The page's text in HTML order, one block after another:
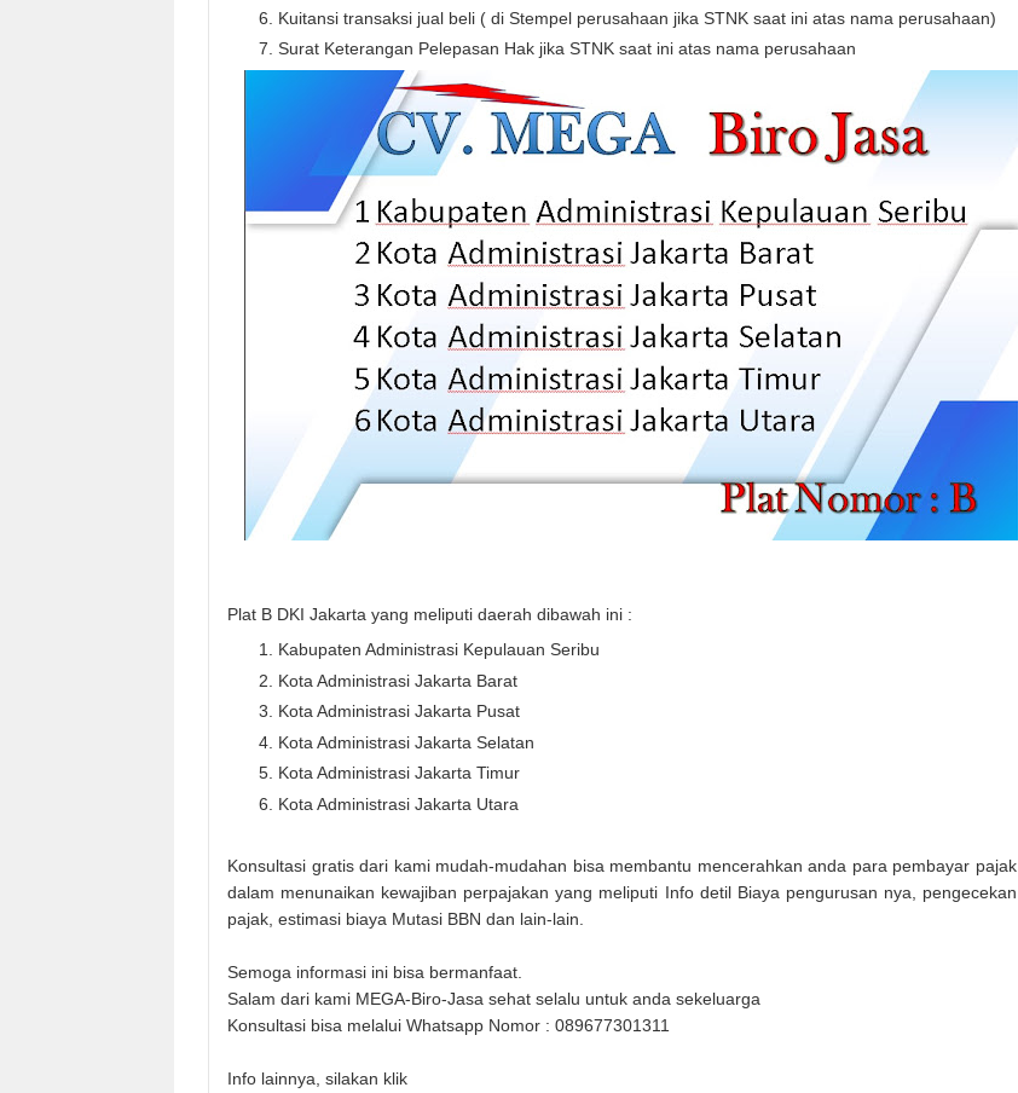
Kuitansi transaksi jual beli ( di Stempel perusahaan jika STNK saat ini atas nama perusahaan)
Surat Keterangan Pelepasan Hak jika STNK saat ini atas nama perusahaan
Plat B DKI Jakarta yang meliputi daerah dibawah ini :
Kabupaten Administrasi Kepulauan Seribu
Kota Administrasi Jakarta Barat
Kota Administrasi Jakarta Pusat
Kota Administrasi Jakarta Selatan
Kota Administrasi Jakarta Timur
Kota Administrasi Jakarta Utara
Konsultasi gratis dari kami mudah-mudahan bisa membantu mencerahkan anda para pembayar pajak
dalam menunaikan kewajiban perpajakan yang meliputi Info detil Biaya pengurusan nya, pengecekan
pajak, estimasi biaya Mutasi BBN dan lain-lain.
Semoga informasi ini bisa bermanfaat.
Salam dari kami MEGA-Biro-Jasa sehat selalu untuk anda sekeluarga
Konsultasi bisa melalui Whatsapp Nomor : 089677301311
Info lainnya, silakan klik